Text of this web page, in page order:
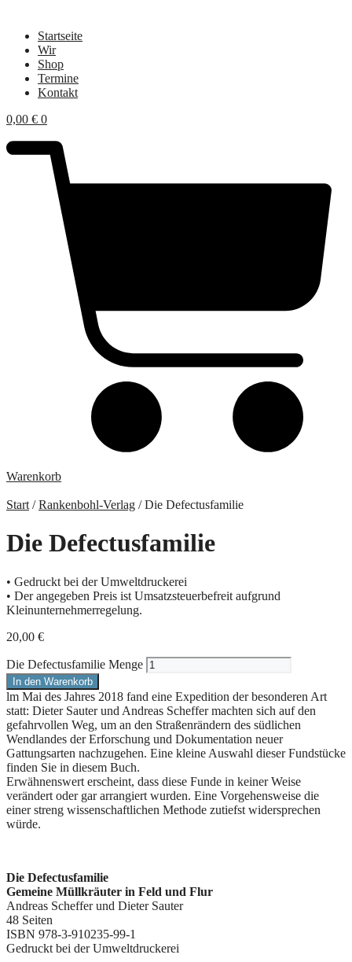
Startseite
Wir
Shop
Termine
Kontakt
0,00 € 0
Warenkorb
Start /Rankenbohl-Verlag / Die Defectusfamilie
Die Defectusfamilie
• Gedruckt bei der Umweltdruckerei
• Der angegeben Preis ist Umsatzsteuerbefreit aufgrund
Kleinunternehmerregelung.
20,00 €
Die Defectusfamilie Menge
In den Warenkorb
lm Mai des Jahres 2018 fand eine Expedition der besonderen Art
statt: Dieter Sauter und Andreas Scheffer machten sich auf den
gefahrvollen Weg, um an den Straßenrändern des südlichen
Wendlandes der Erforschung und Dokumentation neuer
Gattungsarten nachzugehen. Eine kleine Auswahl dieser Fundstücke
finden Sie in diesem Buch.
Erwähnenswert erscheint, dass diese Funde in keiner Weise
verändert oder gar arrangiert wurden. Eine Vorgehensweise die
einer streng wissenschaftlichen Methode zutiefst widersprechen
würde.
Die Defectusfamilie
Gemeine Müllkräuter in Feld und Flur
Andreas Scheffer und Dieter Sauter
48 Seiten
ISBN 978-3-910235-99-1
Gedruckt bei der Umweltdruckerei